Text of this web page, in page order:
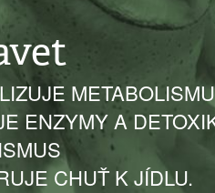
ENZYMY A
CHUŤ K JÍDLU.